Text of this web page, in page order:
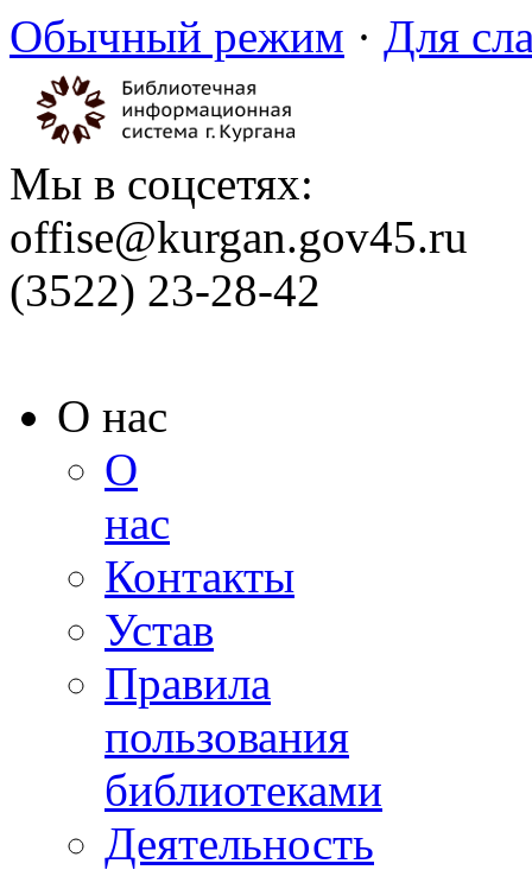
Обычный режим · Для
Мы в соцсетях:
offise@kurgan.gov45.ru
(3522) 23-28-42
О нас
О
нас
Контакты
Устав
Правила
пользования
библиотеками
Деятельность